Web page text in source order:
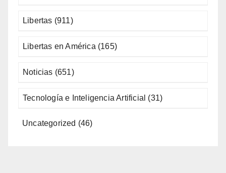
Libertas (911)
Libertas en América (165)
Noticias (651)
Tecnología e Inteligencia Artificial (31)
Uncategorized (46)